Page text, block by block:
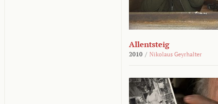
Allentsteig
2010 / Nikolaus Geyrhalter